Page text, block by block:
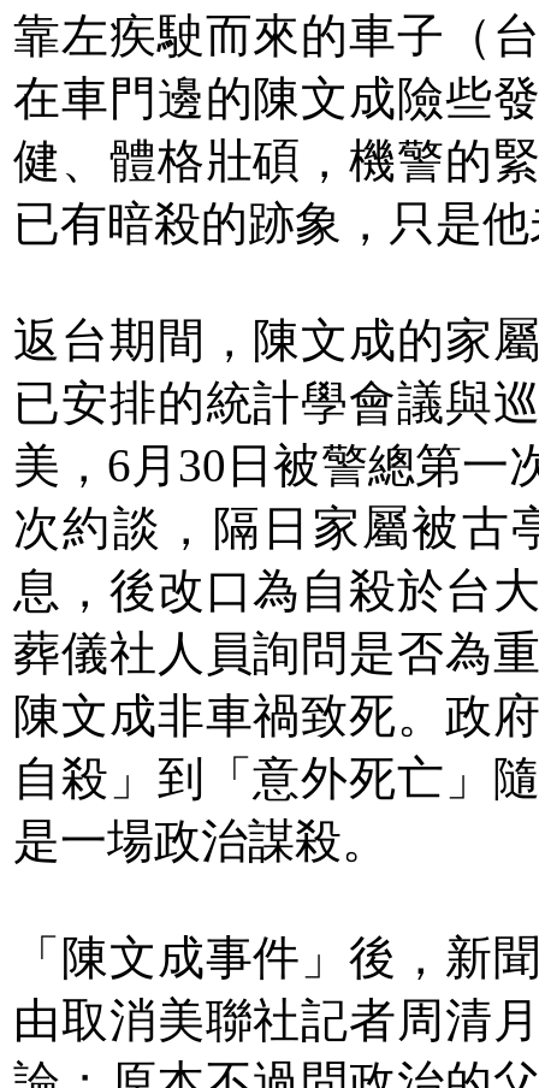
靠左疾駛而來的車子（
在車門邊的陳文成險些
健、體格壯碩，機警的
已有暗殺的跡象，只是
返台期間，陳文成的家
已安排的統計學會議與
美，6月30日被警總第一
次約談，隔日家屬被古
息，後改口為自殺於台
葬儀社人員詢問是否為
陳文成非車禍致死。政
自殺」到「意外死亡」
是一場政治謀殺。
「陳文成事件」後，新
由取消美聯社記者周清